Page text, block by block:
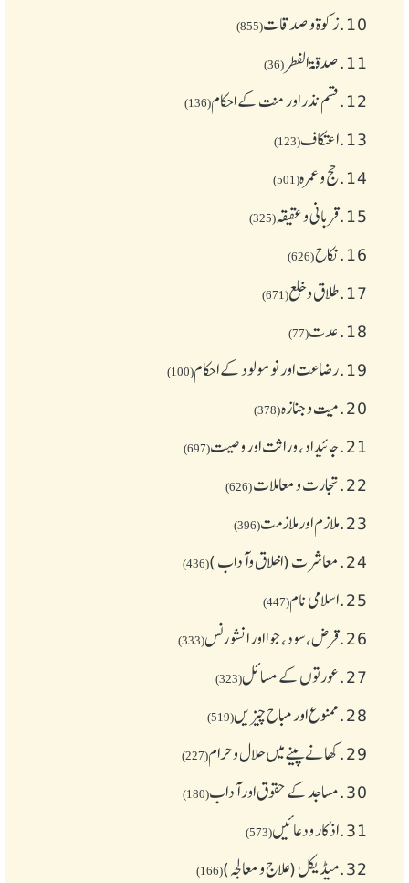
10. زکوة و صدقات(855)
11. صدقۃ الفطر (36)
12. قسم نذر اور منت کے احکام(136)
13. اعتکاف(123)
14. حج و عمرہ(501)
15. قربانی و عقیقہ(325)
16. نکاح(626)
17. طلاق و خلع(671)
18. عدت(77)
19. رضاعت اور نومولود کے احکام(100)
20. میت و جنازہ(378)
21. جائیداد، وراثت اور وصیت(697)
22. تجارت و معاملات(626)
23. ملازم اور ملازمت(396)
24. معاشرت (اخلاق وآداب )(436)
25. اسلامی نام(447)
26. قرض،سود، جوا اور انشورنس(333)
27. عورتوں کے مسائل(323)
28. ممنوع اور مباح چیز یں(519)
29. کھانے پینے میں حلال و حرام(227)
30. مساجد کے حقوق اور آداب(180)
31. اذکار ودعائیں(573)
32. میڈیکل (علاج و معالجہ)(166)